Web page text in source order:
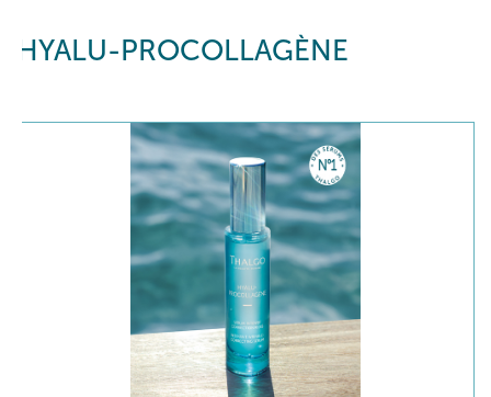
HYALU-PROCOLLAGÈNE